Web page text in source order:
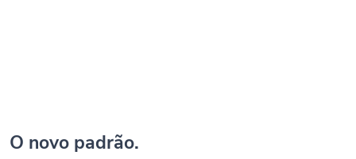
O novo padrão.